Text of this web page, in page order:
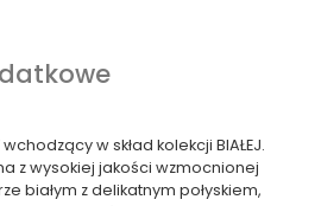
w skład kolekcji BIAŁEJ.
z wysokiej jakości wzmocnionej
białym z delikatnym połyskiem,